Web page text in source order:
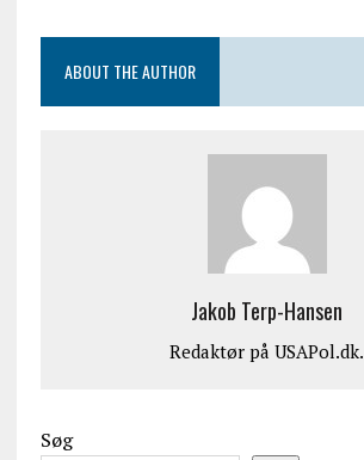
ABOUT THE AUTHOR
Jakob Terp-Hansen
Redaktør på USAPol.dk.
Søg